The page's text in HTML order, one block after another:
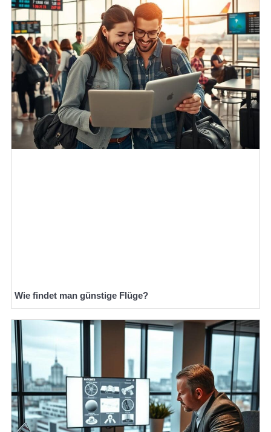
Wie findet man günstige Flüge?